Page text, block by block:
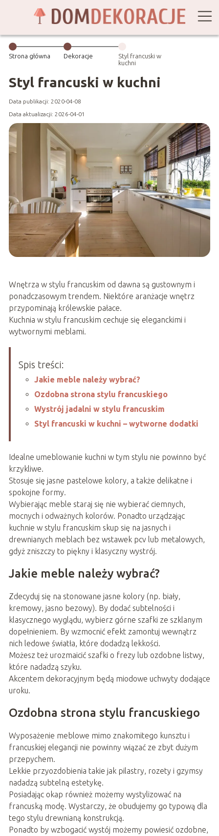
Strona główna Dekoracje
Styl francuski w
kuchni
Styl francuski w kuchni
Data publikacji: 2020-04-08
Data aktualizacji: 2026-04-01
Wnętrza w stylu francuskim od dawna są gustownym i
ponadczasowym trendem. Niektóre aranżacje wnętrz
przypominają królewskie pałace.
Kuchnia w stylu francuskim cechuje się eleganckimi i
wytwornymi meblami.
Spis treści:
Jakie meble należy wybrać?
Ozdobna strona stylu francuskiego
Wystrój jadalni w stylu francuskim
Styl francuski w kuchni – wytworne dodatki
Idealne umeblowanie kuchni w tym stylu nie powinno być
krzykliwe.
Stosuje się jasne pastelowe kolory, a także delikatne i
spokojne formy.
Wybierając meble staraj się nie wybierać ciemnych,
mocnych i odważnych kolorów. Ponadto urządzając
kuchnie w stylu francuskim skup się na jasnych i
drewnianych meblach bez wstawek pcv lub metalowych,
gdyż zniszczy to piękny i klasyczny wystrój.
Jakie meble należy wybrać?
Zdecyduj się na stonowane jasne kolory (np. biały,
kremowy, jasno bezowy). By dodać subtelności i
klasycznego wyglądu, wybierz górne szafki ze szklanym
dopełnieniem. By wzmocnić efekt zamontuj wewnątrz
nich ledowe światła, które dodadzą lekkości.
Możesz też urozmaicić szafki o frezy lub ozdobne listwy,
które nadadzą szyku.
Akcentem dekoracyjnym będą miodowe uchwyty dodające
uroku.
Ozdobna strona stylu francuskiego
Wyposażenie meblowe mimo znakomitego kunsztu i
francuskiej elegancji nie powinny wiązać ze zbyt dużym
przepychem.
Lekkie przyozdobienia takie jak pilastry, rozety i gzymsy
nadadzą subtelną estetykę.
Posiadając okap również możemy wystylizować na
francuską modę. Wystarczy, że obudujemy go typową dla
tego stylu drewnianą konstrukcją.
Ponadto by wzbogacić wystój możemy powiesić ozdobne,